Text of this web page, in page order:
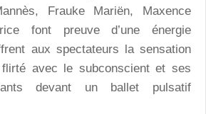
Frauke Mariën, Maxence
font preuve d’une énergie
aux spectateurs la sensation
flirté avec le subconscient et ses
devant un ballet pulsatif